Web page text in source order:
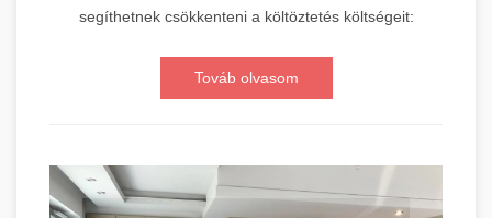
segíthetnek csökkenteni a költöztetés költségeit:
Továb olvasom